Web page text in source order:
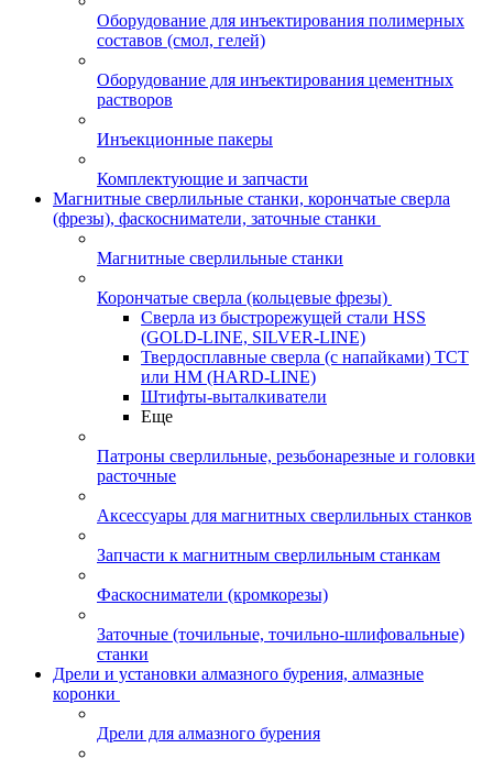
Оборудование для инъектирования полимерных
составов (смол, гелей)
Оборудование для инъектирования цементных
растворов
Инъекционные пакеры
Комплектующие и запчасти
Магнитные сверлильные станки, корончатые сверла
(фрезы), фаскосниматели, заточные станки
Магнитные сверлильные станки
Корончатые сверла (кольцевые фрезы)
Сверла из быстрорежущей стали HSS
(GOLD-LINE, SILVER-LINE)
Твердосплавные сверла (с напайками) ТСТ
или HM (HARD-LINE)
Штифты-выталкиватели
Еще
Патроны сверлильные, резьбонарезные и головки
расточные
Аксессуары для магнитных сверлильных станков
Запчасти к магнитным сверлильным станкам
Фаскосниматели (кромкорезы)
Заточные (точильные, точильно-шлифовальные)
станки
Дрели и установки алмазного бурения, алмазные
коронки
Дрели для алмазного бурения